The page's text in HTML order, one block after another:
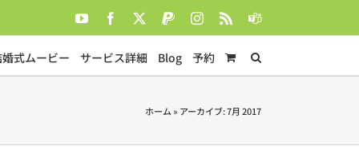
YouTubeFacebook PayPalInstagram
Rss Teams
式ムービー サービス詳細 Blog 予約
ホーム » アーカイブ: 7月 2017